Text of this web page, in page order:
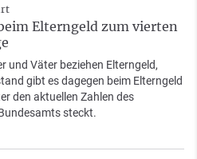
Elterngeld zum vierten
und Väter beziehen Elterngeld,
gibt es dagegen beim Elterngeld
den aktuellen Zahlen des
steckt.